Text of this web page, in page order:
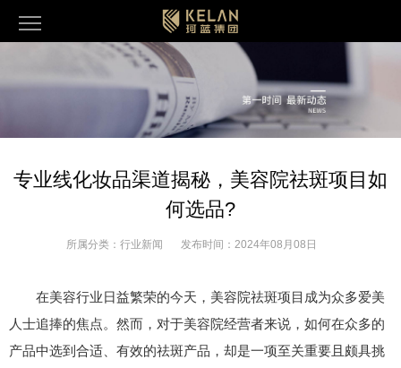
专业线化妆品渠道揭秘，美容院祛斑项目如
何选品?
所属分类： 行业新闻 发布时间： 2024年08月08日
在美容行业日益繁荣的今天，美容院祛斑项目成为众多爱美
人士追捧的焦点。然而，对于美容院经营者来说，如何在众多的
产品中选到合适、有效的祛斑产品，却是一项至关重要且颇具挑